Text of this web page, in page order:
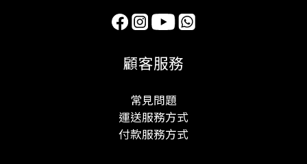
顧客服務
常見問題
運送服務方式
付款服務方式